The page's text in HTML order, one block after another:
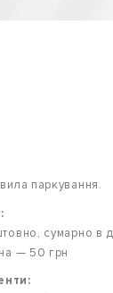
паркування.
сумарно
— 50 грн